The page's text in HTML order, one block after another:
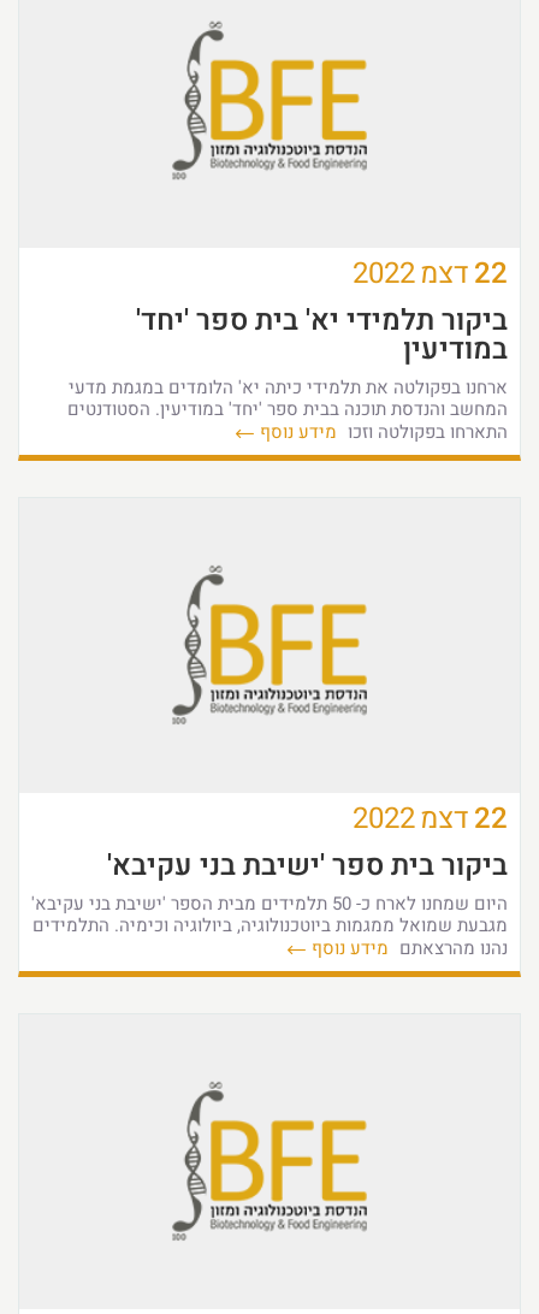
22דצמ2022
ביקור תלמידי יא' בית ספר 'יחד'
במודיעין
ארחנו בפקולטה את תלמידי כיתה יא' הלומדים במגמת מדעי
המחשב והנדסת תוכנה בבית ספר 'יחד' במודיעין. הסטודנטים
התארחו בפקולטה וזכו מידע נוסף
22דצמ2022
ביקור בית ספר 'ישיבת בני עקיבא'
היום שמחנו לארח כ- 50 תלמידים מבית הספר 'ישיבת בני עקיבא'
מגבעת שמואל ממגמות ביוטכנולוגיה, ביולוגיה וכימיה. התלמידים
נהנו מהרצאתם מידע נוסף